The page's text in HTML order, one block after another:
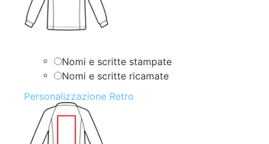
Nomi e scritte stampate
Nomi e scritte ricamate
Personalizzazione Retro